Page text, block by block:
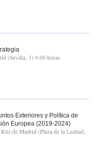
(Sevilla, 3) 9.00 horas
Exteriores y Política de
Europea (2019-2024)
de Madrid (Plaza de la Lealtad,